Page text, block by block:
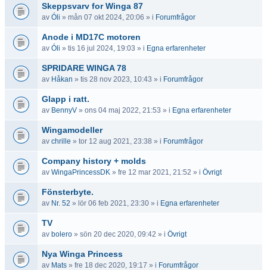
Skeppsvarv for Winga 87
av Óli » mån 07 okt 2024, 20:06 » i Forumfrågor
Anode i MD17C motoren
av Óli » tis 16 jul 2024, 19:03 » i Egna erfarenheter
SPRIDARE WINGA 78
av Håkan » tis 28 nov 2023, 10:43 » i Forumfrågor
Glapp i ratt.
av BennyV » ons 04 maj 2022, 21:53 » i Egna erfarenheter
Wingamodeller
av chrille » tor 12 aug 2021, 23:38 » i Forumfrågor
Company history + molds
av WingaPrincessDK » fre 12 mar 2021, 21:52 » i Övrigt
Fönsterbyte.
av Nr. 52 » lör 06 feb 2021, 23:30 » i Egna erfarenheter
TV
av bolero » sön 20 dec 2020, 09:42 » i Övrigt
Nya Winga Princess
av Mats » fre 18 dec 2020, 19:17 » i Forumfrågor